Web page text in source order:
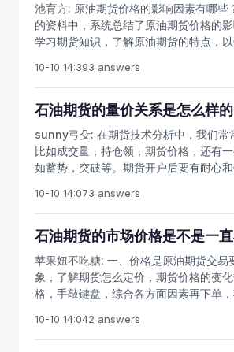
当在不晚于下一交易日开市前三十分钟
中心提出，在规定时间内没有提出异议
成交记录。有商品期货账户就可以网上
期货开户必须的交易经验。
池育方: 原油期货价格的影响因素有哪些
的资料中，系统总结了原油期货价格的
学习期货知识，了解原油期货的特点，
货市场基础上发展起来的，所以期货市场
然不能脱离现货市场。期货市场与现货
息的反应非常接近，期货价格与现货价格
价格与原油现货价格之间相互引导，存在
系。
10-10 14:393 answers
石油期货的量价关系是怎么样的
sunny弓殳: 在期货技术分析中，我们常
比如成交量，持仓领，期货价格，还有
如蓄势，突破等。期货开户后要有耐心
用，在交易市场无处不在，炒期货要理解
常用指标，技术形态，能否正确地分析
变化趋势，是期货交易成败的关键。因此
货开户可以网上开户，手机开户，到期货
开户，分析和预测国内期货价格走势的
基本面分析和技术分析两种方法，技术分
为为研究对象，以判断市场趋势并跟随趋
10-10 14:073 answers
石油期货的市场价格是不是一
苹果妞不吃糖: 一、价格是原油期货交易
象，了解期货怎么定价，期货价格的变
格，手敲键盘，综合各方面因素再下单
价格包含了一个空间概念和时间概念，空
位，时间上就是方向，二者加起来可以
10-10 14:042 answers